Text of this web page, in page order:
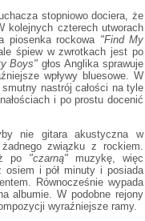
stopniowo dociera, że
kolejnych czterech utworach
piosenka rockowa "Find My
śpiew w zwrotkach jest po
Boys" głos Anglika sprawuje
wpływy bluesowe. W
nastrój całości na tyle
i po prostu docenić
nie gitara akustyczna w
związku z rockiem.
po "czarną"muzykę, więc
osiem i pół minuty i posiada
Równocześnie wypada
albumie. W podobne rejony
wyraźniejsze ramy.